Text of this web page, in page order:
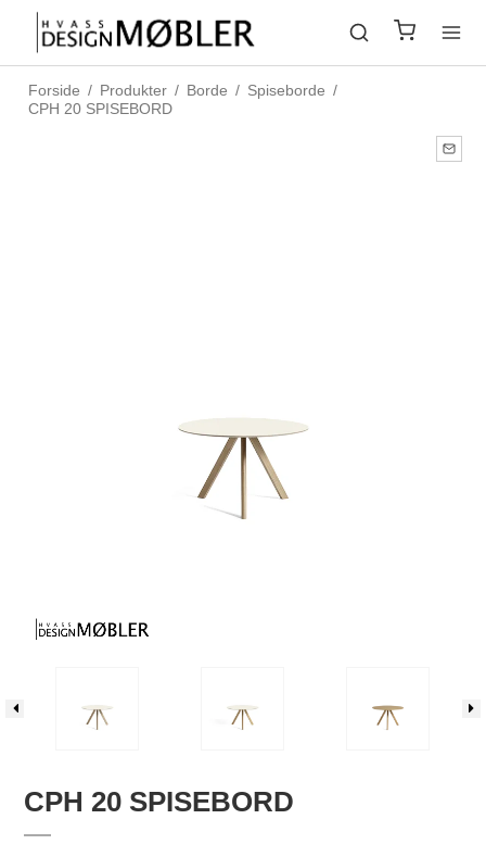
Forside / Produkter / Borde / Spiseborde /
CPH 20 SPISEBORD
CPH 20 SPISEBORD